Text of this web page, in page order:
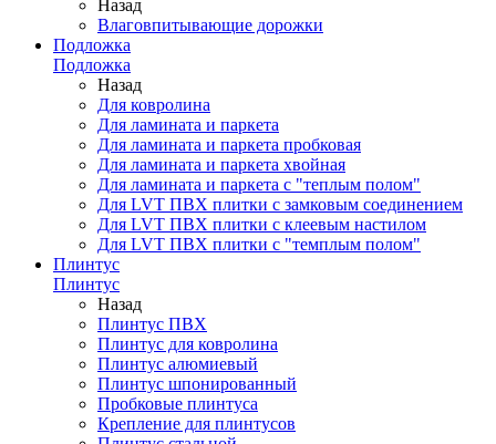
Назад
Влаговпитывающие дорожки
Подложка
Подложка
Назад
Для ковролина
Для ламината и паркета
Для ламината и паркета пробковая
Для ламината и паркета хвойная
Для ламината и паркета с "теплым полом"
Для LVT ПВХ плитки с замковым соединением
Для LVT ПВХ плитки с клеевым настилом
Для LVT ПВХ плитки с "темплым полом"
Плинтус
Плинтус
Назад
Плинтус ПВХ
Плинтус для ковролина
Плинтус алюмиевый
Плинтус шпонированный
Пробковые плинтуса
Крепление для плинтусов